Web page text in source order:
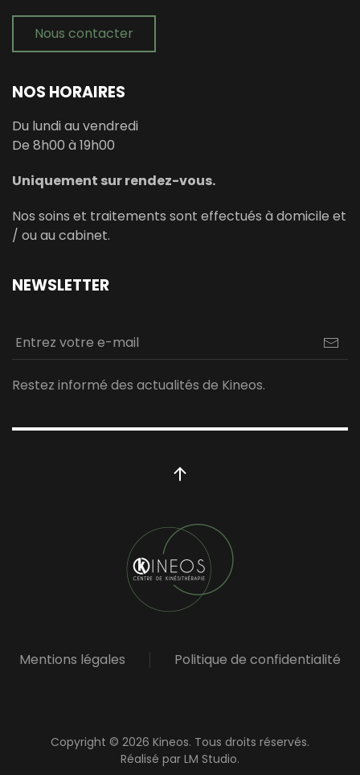
Nous contacter
NOS HORAIRES
Du lundi au vendredi
De 8h00 à 19h00
Uniquement sur rendez-vous.
Nos soins et traitements sont effectués à domicile et
/ ou au cabinet.
NEWSLETTER
Restez informé des actualités de Kineos.
Mentions légales Politique de confidentialité
Copyright © 2026 Kineos. Tous droits réservés.
Réalisé par LM Studio.